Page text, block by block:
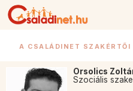
A CSALÁDINET SZAKÉRTŐI
Orsolics
Szociális